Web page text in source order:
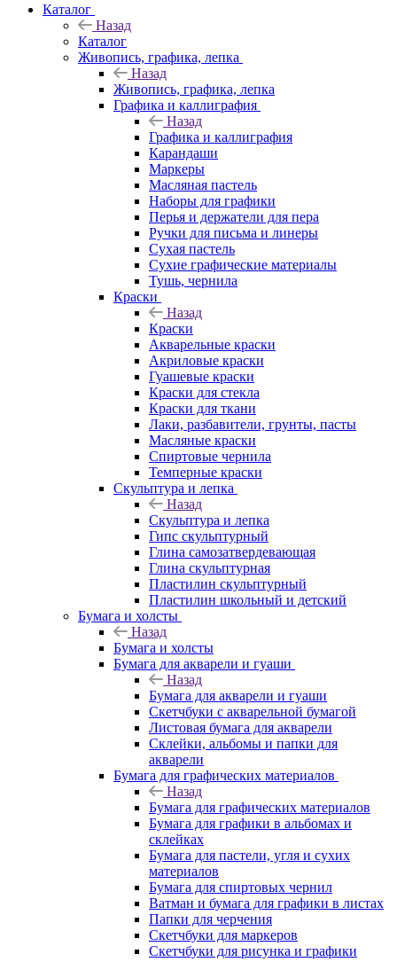
Каталог
Назад
Каталог
Живопись, графика, лепка
Назад
Живопись, графика, лепка
Графика и каллиграфия
Назад
Графика и каллиграфия
Карандаши
Маркеры
Масляная пастель
Наборы для графики
Перья и держатели для пера
Ручки для письма и линеры
Сухая пастель
Сухие графические материалы
Тушь, чернила
Краски
Назад
Краски
Акварельные краски
Акриловые краски
Гуашевые краски
Краски для стекла
Краски для ткани
Лаки, разбавители, грунты, пасты
Масляные краски
Спиртовые чернила
Темперные краски
Скульптура и лепка
Назад
Скульптура и лепка
Гипс скульптурный
Глина самозатвердевающая
Глина скульптурная
Пластилин скульптурный
Пластилин школьный и детский
Бумага и холсты
Назад
Бумага и холсты
Бумага для акварели и гуаши
Назад
Бумага для акварели и гуаши
Скетчбуки с акварельной бумагой
Листовая бумага для акварели
Склейки, альбомы и папки для
акварели
Бумага для графических материалов
Назад
Бумага для графических материалов
Бумага для графики в альбомах и
склейках
Бумага для пастели, угля и сухих
материалов
Бумага для спиртовых чернил
Ватман и бумага для графики в листах
Папки для черчения
Скетчбуки для маркеров
Скетчбуки для рисунка и графики